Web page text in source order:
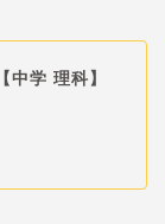
中学 理科】